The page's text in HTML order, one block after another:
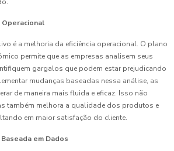
Operacional
é a melhoria da eficiência operacional. O plano
permite que as empresas analisem seus
gargalos que podem estar prejudicando
mudanças baseadas nessa análise, as
de maneira mais fluida e eficaz. Isso não
também melhora a qualidade dos produtos e
em maior satisfação do cliente.
em Dados